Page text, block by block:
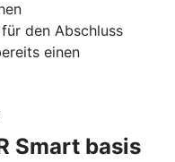
den Abschluss
einen
Smart basis